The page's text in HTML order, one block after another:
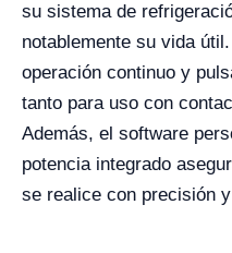
su sistema de
notablemente su vida
operación continuo y
tanto para uso con
Además, el software
potencia integrado
se realice con precisión